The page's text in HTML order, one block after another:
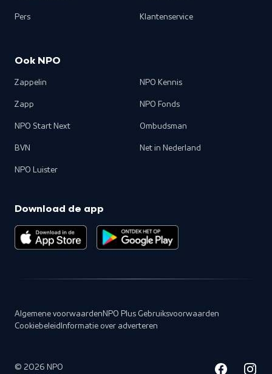
Pers Klantenservice
Ook NPO
Zappelin
Zapp
NPO Start Next
BVN
NPO Luister
NPO Kennis
NPO Fonds
Ombudsman
Net in Nederland
Download de app
Algemene voorwaarden NPO Plus Gebruiksvoorwaarden
Cookiebeleid Informatie over adverteren
© 2026 NPO